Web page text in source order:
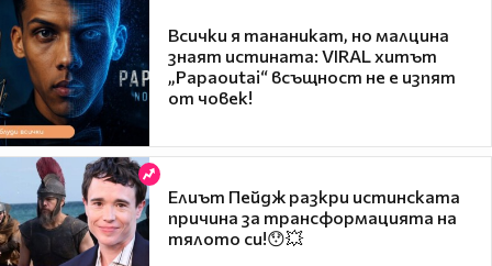
Всички я тананикат, но малцина
знаят истината: VIRAL хитът
„Papaoutai“ всъщност не е изпят
от човек!
Елиът Пейдж разкри истинската
причина за трансформацията на
тялото си!😯💥